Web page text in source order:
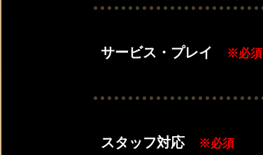
サービス・プレイ ※必須
スタッフ対応 ※必須